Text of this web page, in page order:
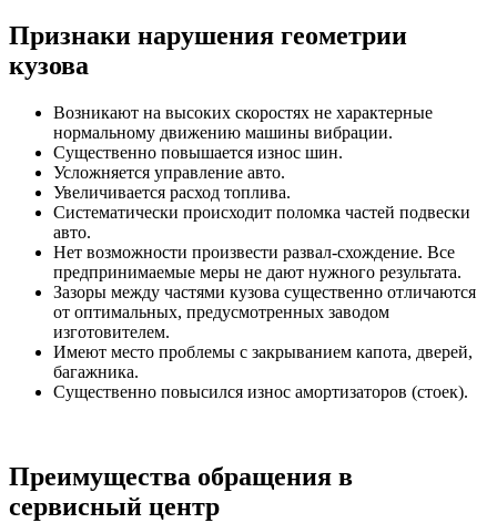
Признаки нарушения геометрии
кузова
Возникают на высоких скоростях не характерные
нормальному движению машины вибрации.
Существенно повышается износ шин.
Усложняется управление авто.
Увеличивается расход топлива.
Систематически происходит поломка частей подвески
авто.
Нет возможности произвести развал-схождение. Все
предпринимаемые меры не дают нужного результата.
Зазоры между частями кузова существенно отличаются
от оптимальных, предусмотренных заводом
изготовителем.
Имеют место проблемы с закрыванием капота, дверей,
багажника.
Существенно повысился износ амортизаторов (стоек).
Преимущества обращения в
сервисный центр